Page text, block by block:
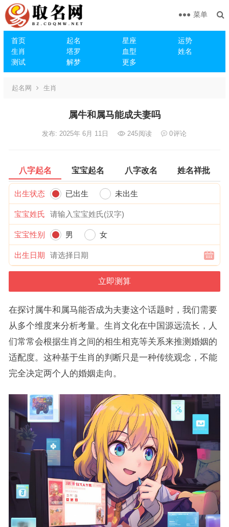
首页 起名 星座
运势
生肖
塔罗 血型
姓名
测试
解梦 更多
菜单
起名网 生肖
属牛和属马能成夫妻吗
发布: 2025年 6月 11日 245阅读 0评论
八字起名 宝宝起名 八字改名 姓名祥批
出生状态 已出生 未出生
宝宝姓氏
宝宝性别 男 女
出生日期
在探讨属牛和属马能否成为夫妻这个话题时，我们需要
从多个维度来分析考量。生肖文化在中国源远流长，人
们常常会根据生肖之间的相生相克等关系来推测婚姻的
适配度。这种基于生肖的判断只是一种传统观念，不能
完全决定两个人的婚姻走向。